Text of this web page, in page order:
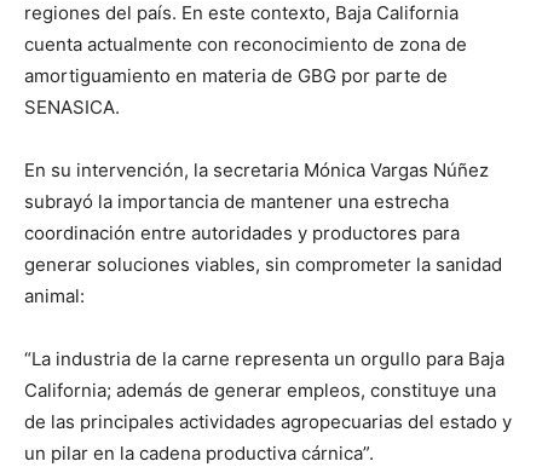
regiones del país. En este contexto, Baja California
cuenta actualmente con reconocimiento de zona de
amortiguamiento en materia de GBG por parte de
SENASICA.
En su intervención, la secretaria Mónica Vargas Núñez
subrayó la importancia de mantener una estrecha
coordinación entre autoridades y productores para
generar soluciones viables, sin comprometer la sanidad
animal:
“La industria de la carne representa un orgullo para Baja
California; además de generar empleos, constituye una
de las principales actividades agropecuarias del estado y
un pilar en la cadena productiva cárnica”.